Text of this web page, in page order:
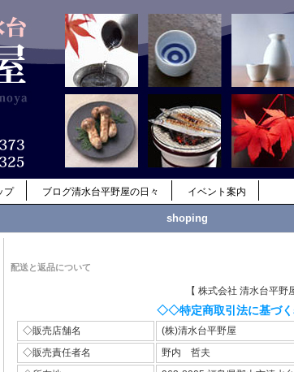
プ ブログ清水台平野屋の日々 イベント案内
shoping
配送と返品について
【 株式会社 清水台平野
◇◇特定商取引法に基づ
◇販売店舗名
(株)清水台平野屋
◇販売責任者名
野内 哲夫